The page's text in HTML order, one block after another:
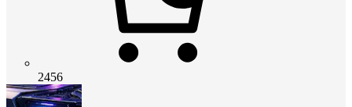
2456